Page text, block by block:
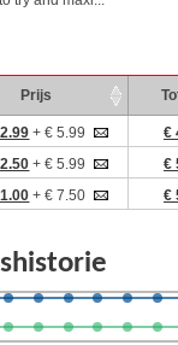
Prijs
+ € 5.99
€
+ € 5.99
€
+ € 7.50 €